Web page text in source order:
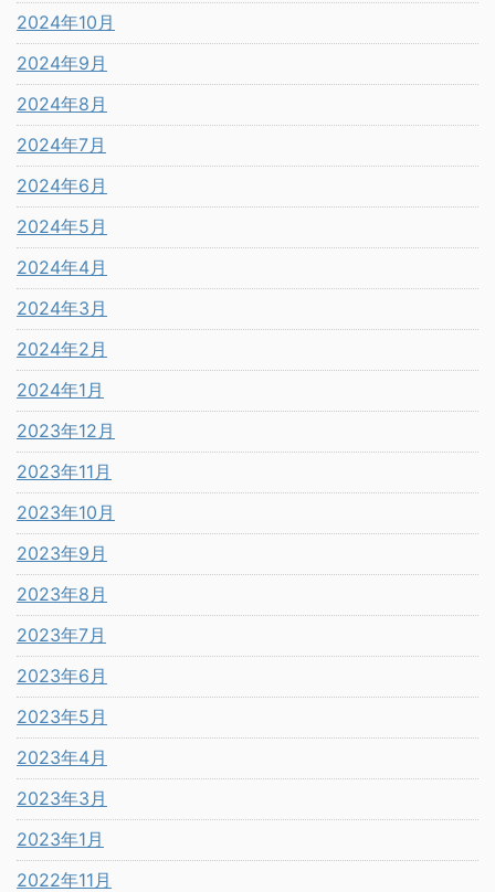
2024年10月
2024年9月
2024年8月
2024年7月
2024年6月
2024年5月
2024年4月
2024年3月
2024年2月
2024年1月
2023年12月
2023年11月
2023年10月
2023年9月
2023年8月
2023年7月
2023年6月
2023年5月
2023年4月
2023年3月
2023年1月
2022年11月